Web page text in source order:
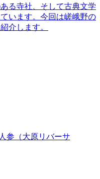
る寺社、そして古典文学
います。今回は嵯峨野の
介します。